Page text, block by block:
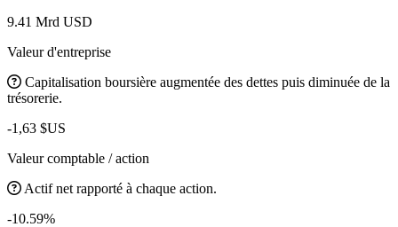
9.41 Mrd USD
Valeur d'entreprise
Capitalisation boursière augmentée des dettes puis diminuée de la
trésorerie.
-1,63 $US
Valeur comptable / action
Actif net rapporté à chaque action.
-10.59%